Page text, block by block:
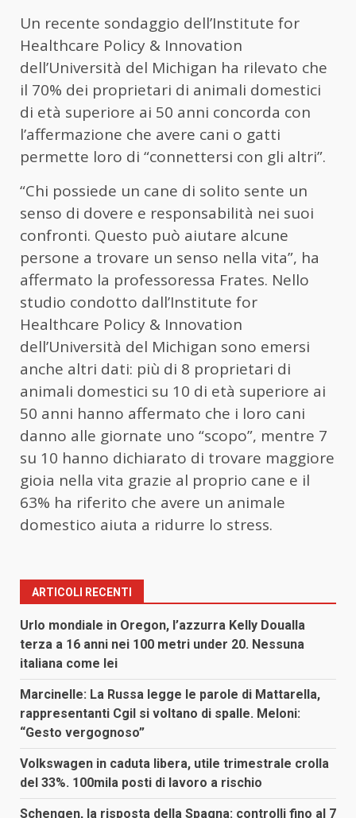
Un recente sondaggio dell’Institute for
Healthcare Policy & Innovation
dell’Università del Michigan ha rilevato che
il 70% dei proprietari di animali domestici
di età superiore ai 50 anni concorda con
l’affermazione che avere cani o gatti
permette loro di “connettersi con gli altri”.
“Chi possiede un cane di solito sente un
senso di dovere e responsabilità nei suoi
confronti. Questo può aiutare alcune
persone a trovare un senso nella vita”, ha
affermato la professoressa Frates. Nello
studio condotto dall’Institute for
Healthcare Policy & Innovation
dell’Università del Michigan sono emersi
anche altri dati: più di 8 proprietari di
animali domestici su 10 di età superiore ai
50 anni hanno affermato che i loro cani
danno alle giornate uno “scopo”, mentre 7
su 10 hanno dichiarato di trovare maggiore
gioia nella vita grazie al proprio cane e il
63% ha riferito che avere un animale
domestico aiuta a ridurre lo stress.
ARTICOLI RECENTI
Urlo mondiale in Oregon, l’azzurra Kelly Doualla
terza a 16 anni nei 100 metri under 20. Nessuna
italiana come lei
Marcinelle: La Russa legge le parole di Mattarella,
rappresentanti Cgil si voltano di spalle. Meloni:
“Gesto vergognoso”
Volkswagen in caduta libera, utile trimestrale crolla
del 33%. 100mila posti di lavoro a rischio
Schengen, la risposta della Spagna: controlli fino al 7